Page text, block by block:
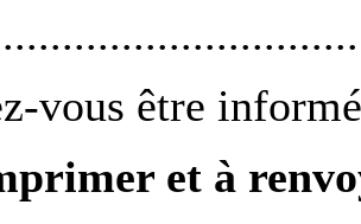
vous être
et à